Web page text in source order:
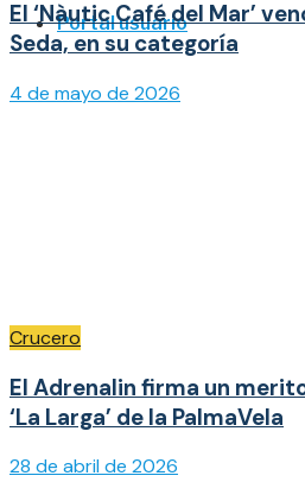
Portal usuario
El ‘Nàutic Café del Mar’
Seda, en su categoría
4 de mayo de 2026
Crucero
El Adrenalin firma un
‘La Larga’ de la PalmaVela
28 de abril de 2026